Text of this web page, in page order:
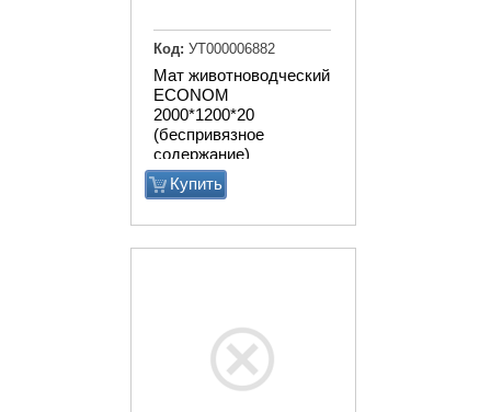
Мат животноводческий
ECONOM
2000*1200*20
(беспривязное
содержание)
Купить
Код: УТ000006882